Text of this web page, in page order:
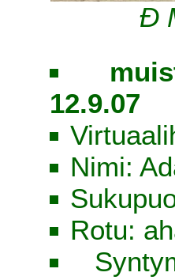
Đ
12.9.07
Nimi:
Rotu: